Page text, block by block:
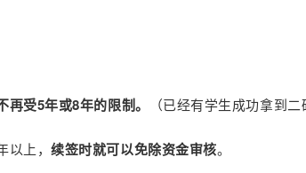
再受5年或8年的限制。 （已经有学生成功拿到二
以上，续签时就可以免除资金审核。